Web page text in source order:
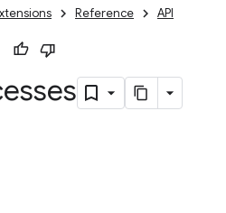
Reference API